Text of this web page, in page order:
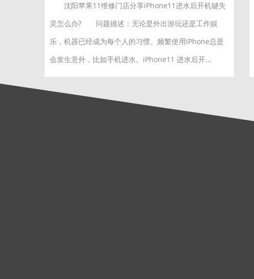
沈阳苹果11维修门店分享iPhone11进水后开机键失
灵怎么办? 问题描述：无论是外出游玩还是工作娱
乐，机器已经成为每个人的习惯。频繁使用iPhone总是
会发生意外，比如手机进水。iPhone11 进水后开...